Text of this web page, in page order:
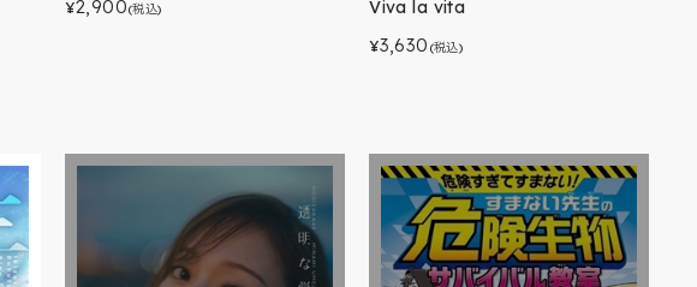
¥2,900(税込)
Viva la vita
¥3,630 (税込)